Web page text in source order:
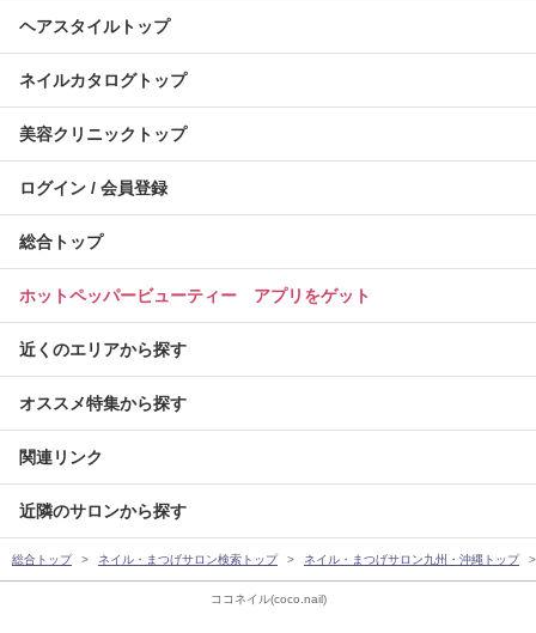
ココネイル(coco.nail)
ヘアスタイルトップ
ネイルカタログトップ
美容クリニックトップ
ログイン / 会員登録
総合トップ
ホットペッパービューティー アプリをゲット
近くのエリアから探す
オススメ特集から探す
関連リンク
近隣のサロンから探す
総合トップ ネイル・まつげサロン検索トップ ネイル・まつげサロン九州・沖縄トップ